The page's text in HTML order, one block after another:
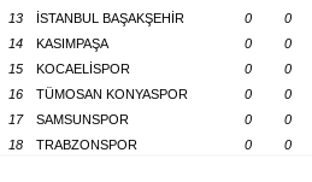
13
İSTANBUL BAŞAKŞEHİR 0
0
14
KASIMPAŞA 0
0
15
KOCAELİSPOR 0
0
16
TÜMOSAN KONYASPOR 0
0
17
SAMSUNSPOR 0
0
18
TRABZONSPOR 0 0